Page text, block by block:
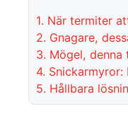
1. När termiter
2. Gnagare,
3. Mögel, denna
4. Snickarmyror:
5. Hållbara